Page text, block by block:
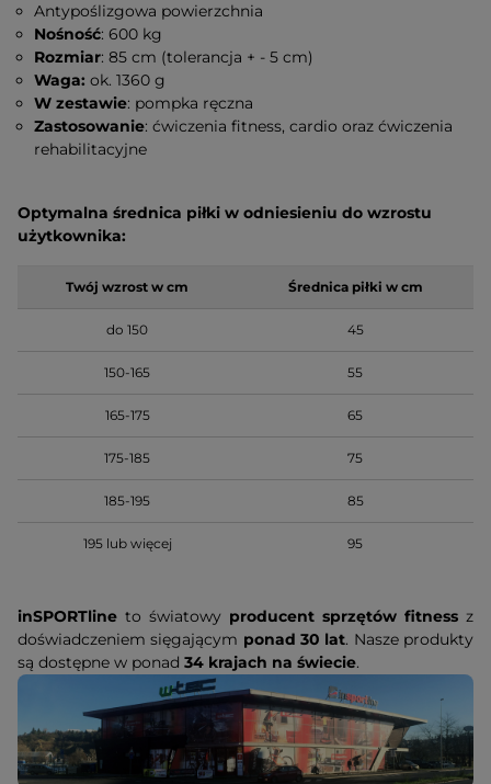
Antypoślizgowa powierzchnia
Nośność: 600 kg
Rozmiar: 85 cm (tolerancja + - 5 cm)
Waga: ok. 1360 g
W zestawie: pompka ręczna
Zastosowanie: ćwiczenia fitness, cardio oraz ćwiczenia
rehabilitacyjne
Optymalna średnica piłki w odniesieniu do wzrostu
użytkownika:
Twój wzrost w cm Średnica piłki w cm
do 150 45
150-165 55
165-175 65
175-185 75
185-195 85
195 lub więcej 95
inSPORTline to światowy producent sprzętów fitness z
doświadczeniem sięgającym ponad 30 lat. Nasze produkty
są dostępne w ponad 34 krajach na świecie.